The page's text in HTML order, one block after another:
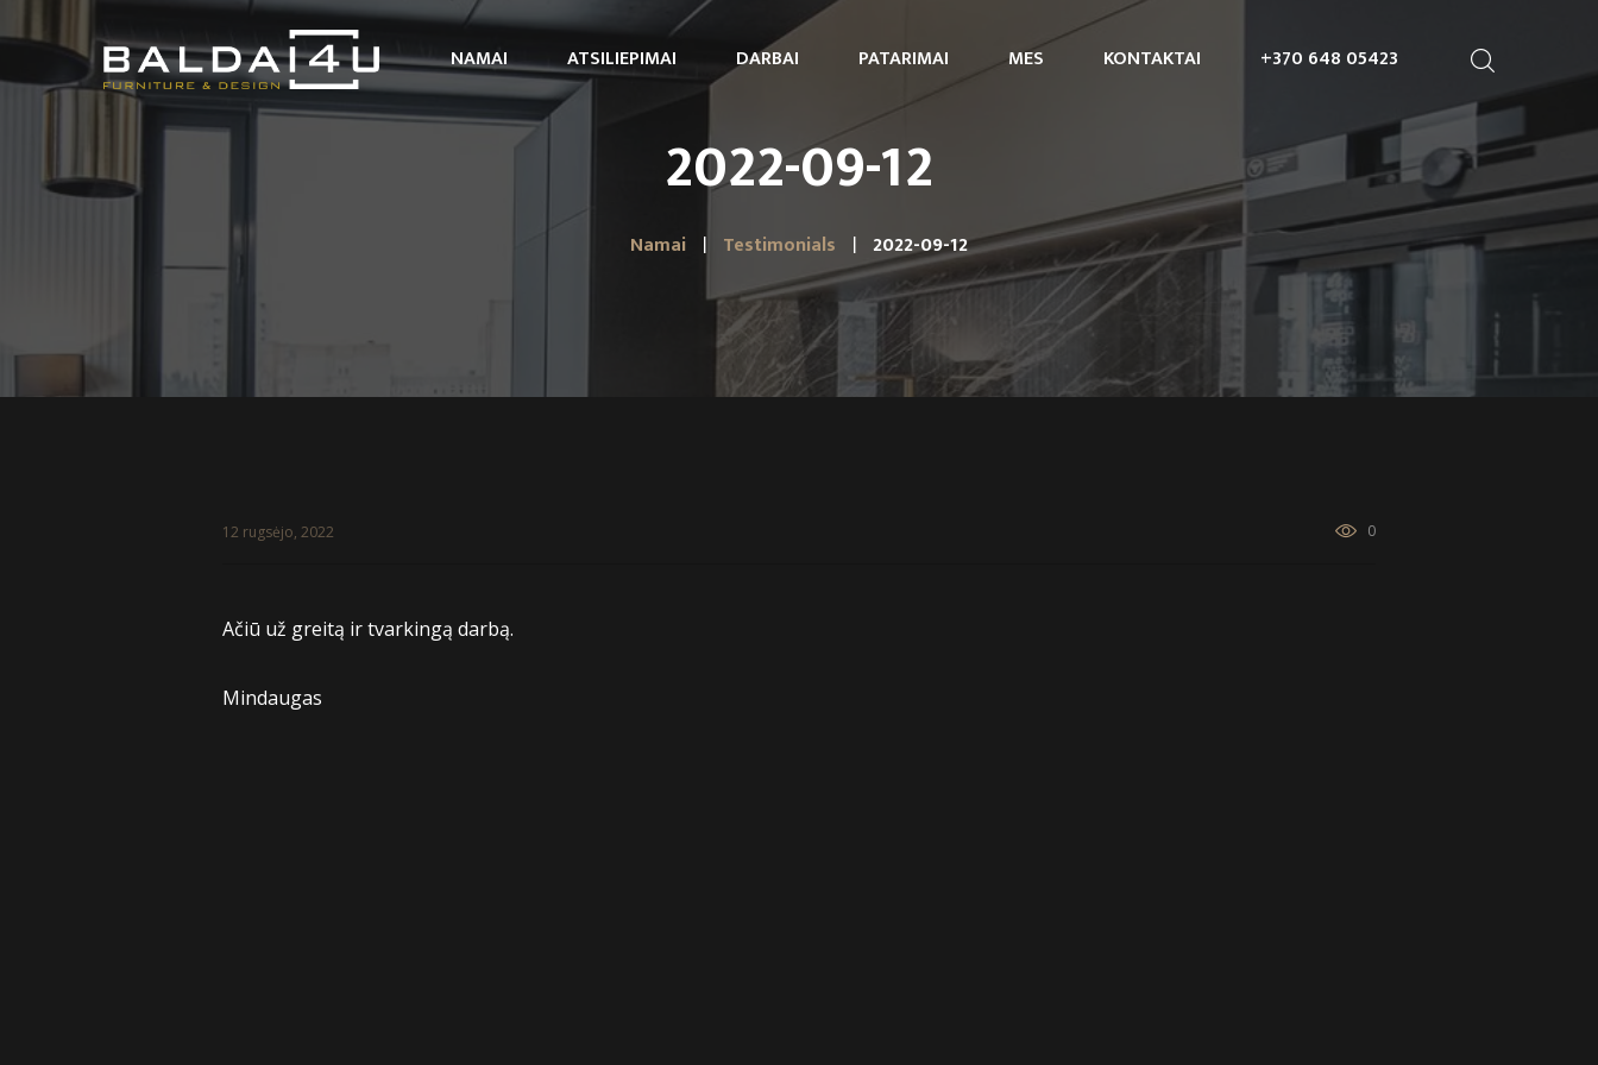
NAMAI ATSILIEPIMAI DARBAI PATARIMAI MES KONTAKTAI +370 648 05423
2022-09-12
Namai Testimonials 2022-09-12
12 rugsėjo, 2022 0
Ačiū už greitą ir tvarkingą darbą.
Mindaugas